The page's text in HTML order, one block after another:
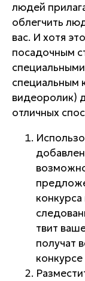
людей
облегчить
вас. И хотя
посадочным
специальным
видеоролик)
отличных
твит
получат